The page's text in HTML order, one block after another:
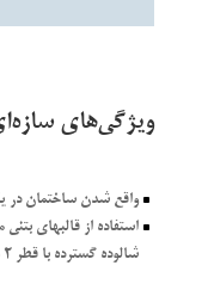
ویژگی‌های
^واقع شدن ساختمان در
^ استفاده از قالبهای
شالوده گسترده با قطر ٢ متر ضخامت